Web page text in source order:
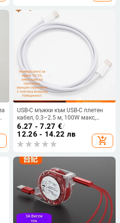
USB-C мъжки към USB-C плетен
кабел, 0.3–2.5 м, 100W макс,
бързо зареждане
6.27 - 7.27 €/
12.26 - 14.22 лв
add_shopping_cart